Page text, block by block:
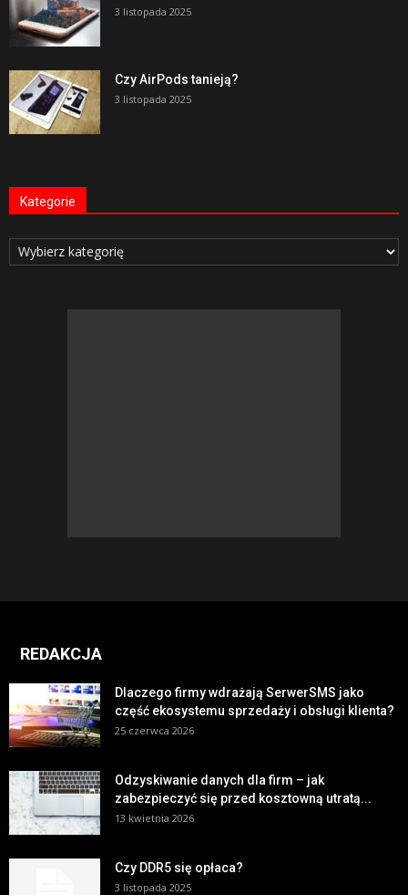
3 listopada 2025
Czy AirPods tanieją?
3 listopada 2025
Kategorie
Kategorie
REDAKCJA
Dlaczego firmy wdrażają SerwerSMS jako
część ekosystemu sprzedaży i obsługi klienta?
25 czerwca 2026
Odzyskiwanie danych dla firm – jak
zabezpieczyć się przed kosztowną utratą...
13 kwietnia 2026
Czy DDR5 się opłaca?
3 listopada 2025